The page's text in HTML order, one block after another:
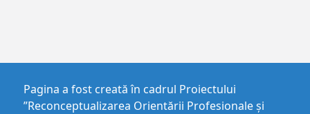
Pagina a fost creată în cadrul Proiectului
”Reconceptualizarea Orientării Profesionale și